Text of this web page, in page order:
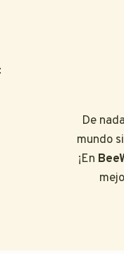
:
De
mundo
¡En